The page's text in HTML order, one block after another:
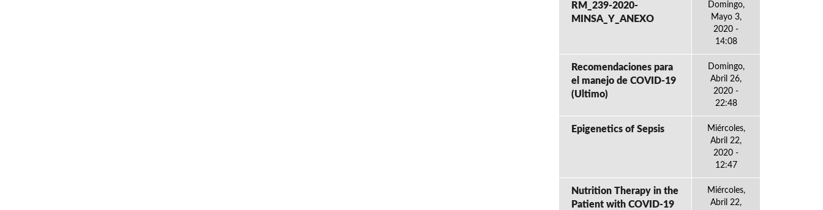
RM_239-2020-
MINSA_Y_ANEXO
Domingo,
Mayo 3,
2020 -
14:08
Recomendaciones para
el manejo de COVID-19
(Ultimo)
Domingo,
Abril 26,
2020 -
22:48
Epigenetics of Sepsis
Miércoles,
Abril 22,
2020 -
12:47
Nutrition Therapy in the
Patient with COVID-19
Miércoles,
Abril 22,